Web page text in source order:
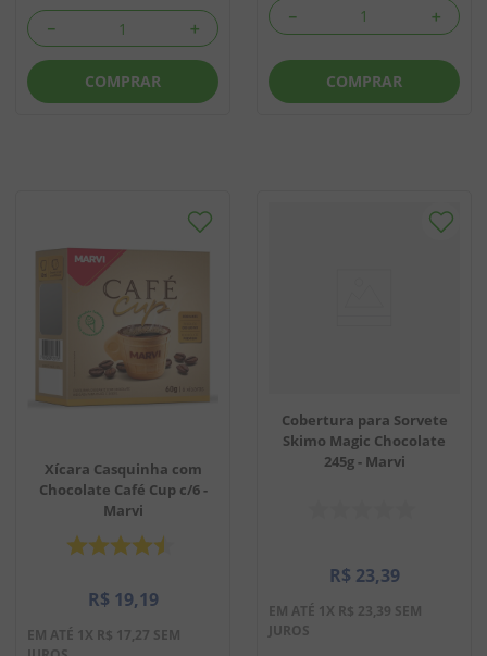
＋
－
COMPRAR
＋
－
COMPRAR
Xícara Casquinha com
Chocolate Café Cup c/6 -
Marvi
R$ 19,19
EM ATÉ 1X R$ 17,27 SEM
Cobertura para Sorvete
Skimo Magic Chocolate
245g - Marvi
R$ 23,39
EM ATÉ 1X R$ 23,39 SEM
JUROS